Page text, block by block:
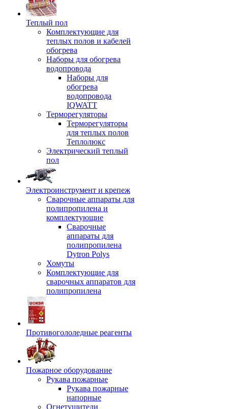
Теплый пол
Комплектующие для
теплых полов и кабелей
обогрева
Наборы для обогрева
водопровода
Наборы для
обогрева
водопровода
IQWATT
Терморегуляторы
Терморегуляторы
для теплых полов
Теплолюкс
Электрический теплый
пол
Электроинструмент и крепеж
Сварочные аппараты для
полипропилена и
комплектующие
Сварочные
аппараты для
полипропилена
Dytron Polys
Хомуты
Комплектующие для
сварочных аппаратов для
полипропилена
Противогололедные реагенты
Пожарное оборудование
Рукава пожарные
Рукава пожарные
напорные
Огнетушители